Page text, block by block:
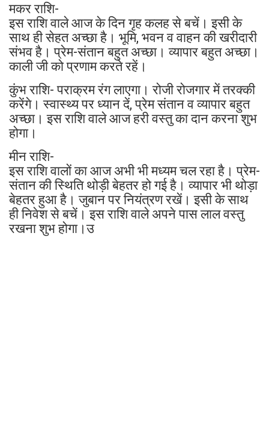
मकर राशि-
इस राशि वाले आज के दिन गृह कलह से बचें। इसी के
साथ ही सेहत अच्छा है। भूमि, भवन व वाहन की खरीदारी
संभव है। प्रेम-संतान बहुत अच्छा। व्यापार बहुत अच्छा।
काली जी को प्रणाम करते रहें।
कुंभ राशि- पराक्रम रंग लाएगा। रोजी रोजगार में तरक्की
करेंगे। स्वास्थ्य पर ध्यान दें, प्रेम संतान व व्यापार बहुत
अच्छा। इस राशि वाले आज हरी वस्तु का दान करना शुभ
होगा।
मीन राशि-
इस राशि वालों का आज अभी भी मध्यम चल रहा है। प्रेम-
संतान की स्थिति थोड़ी बेहतर हो गई है। व्यापार भी थोड़ा
बेहतर हुआ है। जुबान पर नियंत्रण रखें। इसी के साथ
ही निवेश से बचें। इस राशि वाले अपने पास लाल वस्तु
रखना शुभ होगा।उ